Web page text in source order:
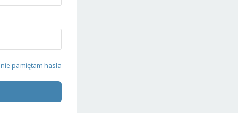
nie pamiętam hasła